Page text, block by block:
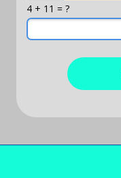
4 + 11 = ?